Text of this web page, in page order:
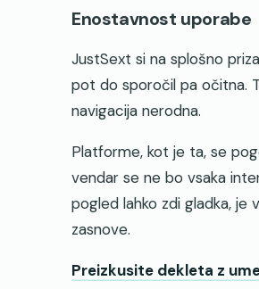
Enostavnost uporabe
JustSext si na splošno
pot do sporočil pa očitna.
navigacija nerodna.
Platforme, kot je ta, se
vendar se ne bo vsaka
pogled lahko zdi gladka,
zasnove.
Preizkusite dekleta z